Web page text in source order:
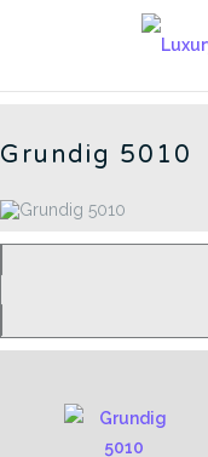
Grundig 5010